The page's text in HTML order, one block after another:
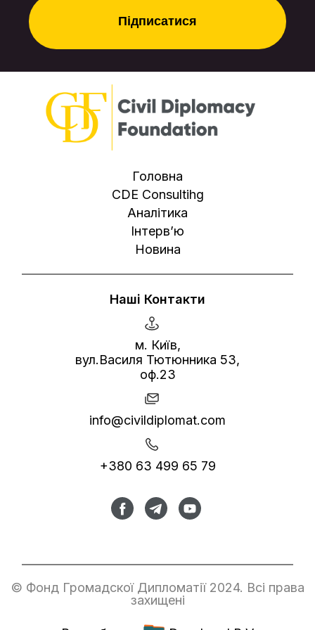
Головна
CDE Consultihg
Аналітика
Інтерв’ю
Новина
Наші Контакти
м. Київ,
вул.Василя Тютюнника 53,
оф.23
info@civildiplomat.com
+380 63 499 65 79
© Фонд Громадскої Дипломатії 2024. Всі права
захищені